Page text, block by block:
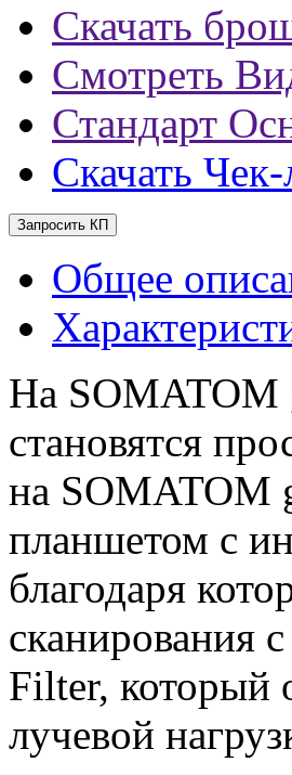
Скачать
Смотреть
Стандарт
Скачать Чек-
Запросить КП
Общее
На SOMATOM
становятся
на SOMATOM
планшетом с
благодаря
сканирования
Filter, который
лучевой